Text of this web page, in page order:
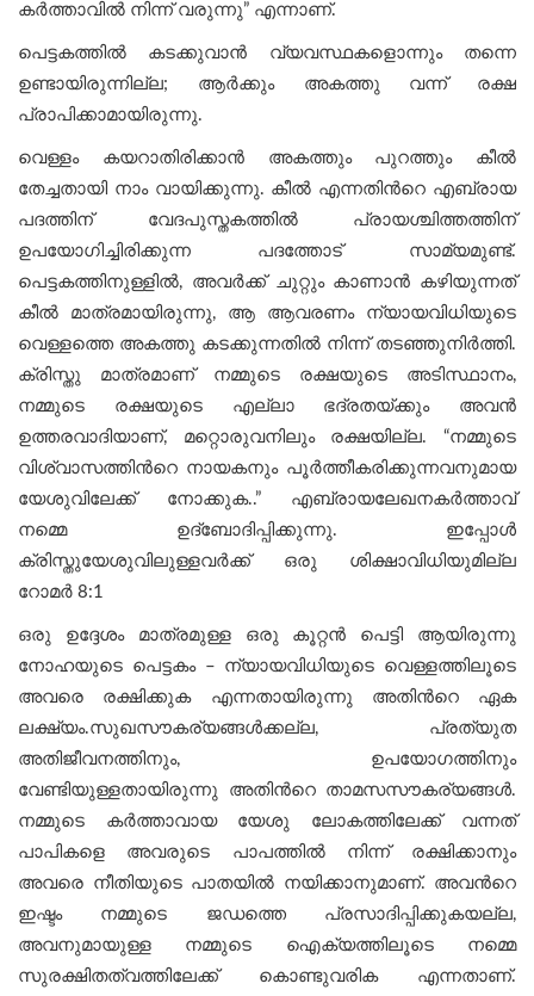
കർത്താവിൽ നിന്ന് വരുന്നു” എന്നാണ്.
പെട്ടകത്തില്‍ കടക്കുവാന്‍ വ്യവസ്ഥകളൊന്നും തന്നെ
ഉണ്ടായിരുന്നില്ല; ആർക്കും അകത്തു വന്ന് രക്ഷ
പ്രാപിക്കാമായിരുന്നു.
വെള്ളം കയറാതിരിക്കാൻ അകത്തും പുറത്തും കീല്‍
തേച്ചതായി നാം വായിക്കുന്നു. കീല്‍ എന്നതിന്‍റെ എബ്രായ
പദത്തിന് വേദപുസ്തകത്തില്‍ പ്രായശ്ചിത്തത്തിന്
ഉപയോഗിച്ചിരിക്കുന്ന പദത്തോട് സാമ്യമുണ്ട്.
പെട്ടകത്തിനുള്ളിൽ, അവർക്ക് ചുറ്റും കാണാൻ കഴിയുന്നത്
കീല്‍ മാത്രമായിരുന്നു, ആ ആവരണം ന്യായവിധിയുടെ
വെള്ളത്തെ അകത്തു കടക്കുന്നതില്‍ നിന്ന് തടഞ്ഞുനിര്‍ത്തി.
ക്രിസ്തു മാത്രമാണ് നമ്മുടെ രക്ഷയുടെ അടിസ്ഥാനം,
നമ്മുടെ രക്ഷയുടെ എല്ലാ ഭദ്രതയ്ക്കും അവൻ
ഉത്തരവാദിയാണ്, മറ്റൊരുവനിലും രക്ഷയില്ല. “നമ്മുടെ
വിശ്വാസത്തിന്‍റെ നായകനും പൂർത്തീകരിക്കുന്നവനുമായ
യേശുവിലേക്ക് നോക്കുക..” എബ്രായലേഖനകര്‍ത്താവ്
നമ്മെ ഉദ്ബോദിപ്പിക്കുന്നു. ഇപ്പോള്‍
ക്രിസ്തുയേശുവിലുള്ളവർക്ക് ഒരു ശിക്ഷാവിധിയുമില്ല
റോമർ 8:1
ഒരു ഉദ്ദേശം മാത്രമുള്ള ഒരു കൂറ്റൻ പെട്ടി ആയിരുന്നു
നോഹയുടെ പെട്ടകം – ന്യായവിധിയുടെ വെള്ളത്തിലൂടെ
അവരെ രക്ഷിക്കുക എന്നതായിരുന്നു അതിന്‍റെ ഏക
ലക്ഷ്യം.സുഖസൗകര്യങ്ങൾക്കല്ല, പ്രത്യുത
അതിജീവനത്തിനും, ഉപയോഗത്തിനും
വേണ്ടിയുള്ളതായിരുന്നു അതിന്‍റെ താമസസൗകര്യങ്ങൾ.
നമ്മുടെ കർത്താവായ യേശു ലോകത്തിലേക്ക് വന്നത്
പാപികളെ അവരുടെ പാപത്തിൽ നിന്ന് രക്ഷിക്കാനും
അവരെ നീതിയുടെ പാതയിൽ നയിക്കാനുമാണ്. അവന്‍റെ
ഇഷ്ടം നമ്മുടെ ജഡത്തെ പ്രസാദിപ്പിക്കുകയല്ല,
അവനുമായുള്ള നമ്മുടെ ഐക്യത്തിലൂടെ നമ്മെ
സുരക്ഷിതത്വത്തിലേക്ക് കൊണ്ടുവരിക എന്നതാണ്.